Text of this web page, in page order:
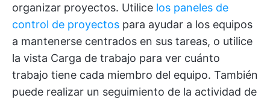
organizar proyectos. Utilice los paneles de
control de proyectos para ayudar a los equipos
a mantenerse centrados en sus tareas, o utilice
la vista Carga de trabajo para ver cuánto
trabajo tiene cada miembro del equipo. También
puede realizar un seguimiento de la actividad de